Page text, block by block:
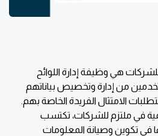
هي وظيفة إدارة اللوائح
من إدارة وتخصيص بياناتهم
الامتثال الفريدة الخاصة بهم.
في ملتزم للشركات، تكتسب
في تكوين وصيانة المعلومات